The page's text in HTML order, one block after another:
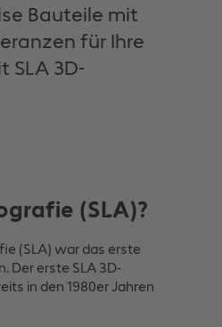
Bauteile mit
für Ihre
SLA 3D-
(SLA)?
(SLA) war das erste
Der erste SLA 3D-
in den 1980er Jahren